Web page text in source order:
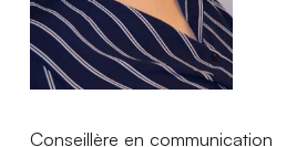
Conseillère en communication